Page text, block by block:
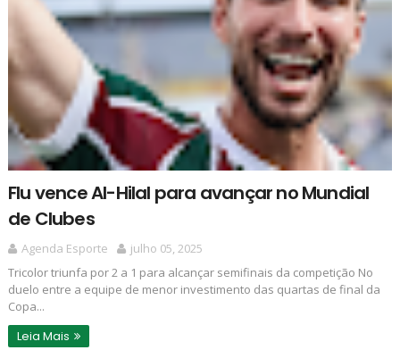
Flu vence Al-Hilal para avançar no Mundial
de Clubes
Agenda Esporte
julho 05, 2025
Tricolor triunfa por 2 a 1 para alcançar semifinais da competição No
duelo entre a equipe de menor investimento das quartas de final da
Copa...
Leia Mais